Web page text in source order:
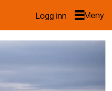
Logg inn